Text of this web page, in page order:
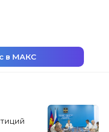
в МАКС